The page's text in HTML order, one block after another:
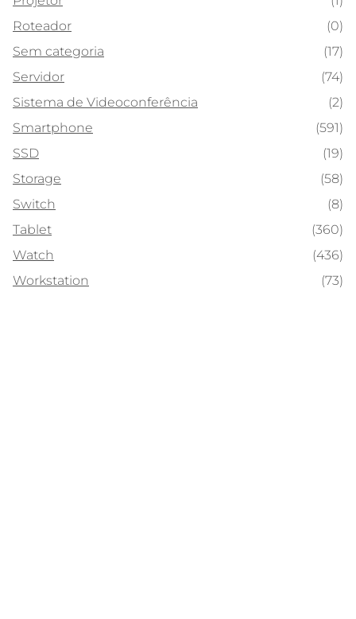
Roteador
(0)
Sem categoria
(17)
Servidor
(74)
Sistema de Videoconferência
(2)
Smartphone
(591)
SSD
(19)
Storage
(58)
Switch
(8)
Tablet
(360)
Watch
(436)
Workstation
(73)